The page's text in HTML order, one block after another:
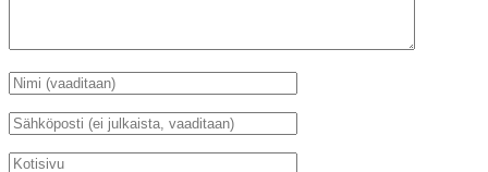
Nimi
*
Sähköposti
*
Kotisivu